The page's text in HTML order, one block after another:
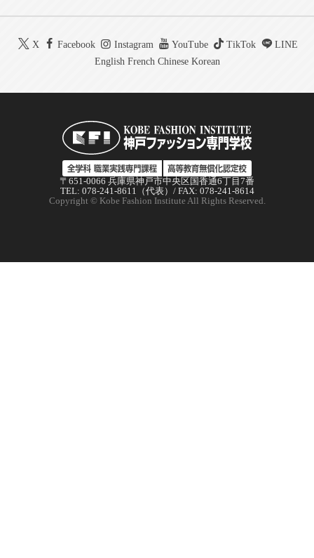
X Facebook Instagram YouTube TikTok
LINE
English French Chinese Korean
〒651-0066 兵庫県神戸市中央区国香通6丁目7番
TEL: 078-241-8611（代表）/ FAX: 078-241-8614
Copyright © Kobe Fashion Institute All Rights Reserved.